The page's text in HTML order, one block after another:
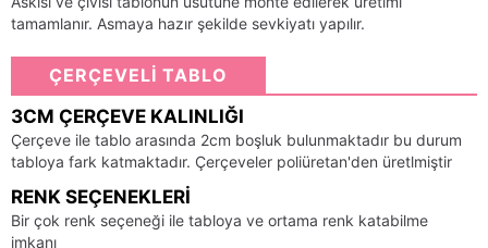
tamamlanır. Asmaya hazır şekilde sevkiyatı yapılır.
ÇERÇEVELİ TABLO
3CM ÇERÇEVE KALINLIĞI
Çerçeve ile tablo arasında 2cm boşluk bulunmaktadır bu durum
tabloya fark katmaktadır. Çerçeveler poliüretan'den üretlmiştir
RENK SEÇENEKLERI
Bir çok renk seçeneği ile tabloya ve ortama renk katabilme
imkanı